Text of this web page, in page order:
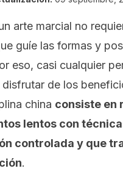
arte marcial no
guíe las formas y
eso, casi cualquier
de los
china consiste en
lentos con
controlada y que
.